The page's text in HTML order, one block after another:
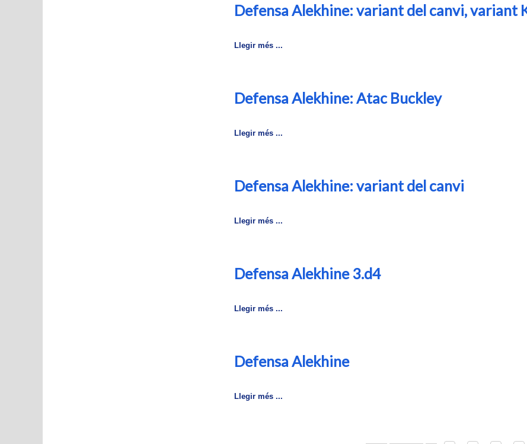
Defensa Alekhine: variant del canvi, variant
Llegir més ...
Defensa Alekhine: Atac Buckley
Llegir més ...
Defensa Alekhine: variant del canvi
Llegir més ...
Defensa Alekhine 3.d4
Llegir més ...
Defensa Alekhine
Llegir més ...